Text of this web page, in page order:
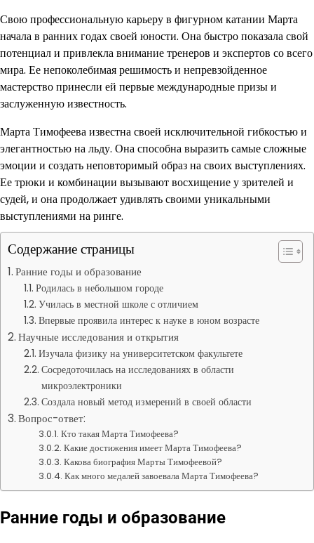
Свою профессиональную карьеру в фигурном катании Марта
начала в ранних годах своей юности. Она быстро показала свой
потенциал и привлекла внимание тренеров и экспертов со всего
мира. Ее непоколебимая решимость и непревзойденное
мастерство принесли ей первые международные призы и
заслуженную известность.
Марта Тимофеева известна своей исключительной гибкостью и
элегантностью на льду. Она способна выразить самые сложные
эмоции и создать неповторимый образ на своих выступлениях.
Ее трюки и комбинации вызывают восхищение у зрителей и
судей, и она продолжает удивлять своими уникальными
выступлениями на ринге.
Содержание страницы
Ранние годы и образование
Родилась в небольшом городе
Училась в местной школе с отличием
Впервые проявила интерес к науке в юном возрасте
Научные исследования и открытия
Изучала физику на университетском факультете
Сосредоточилась на исследованиях в области
микроэлектроники
Создала новый метод измерений в своей области
Вопрос-ответ:
Кто такая Марта Тимофеева?
Какие достижения имеет Марта Тимофеева?
Какова биография Марты Тимофеевой?
Как много медалей завоевала Марта Тимофеева?
Ранние годы и образование